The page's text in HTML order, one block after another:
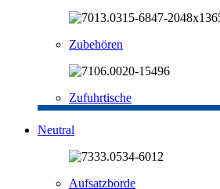
Zubehören
Zufuhrtische
Neutral
Aufsatzborde